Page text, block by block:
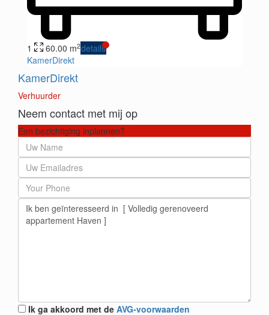
1 60.00 m2details
KamerDirekt
KamerDirekt
Verhuurder
Neem contact met mij op
Een bezichtiging inplannen?
Ik ga akkoord met de AVG-voorwaarden